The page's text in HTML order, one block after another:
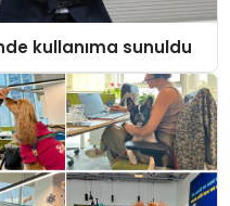
kullanıma sunuldu